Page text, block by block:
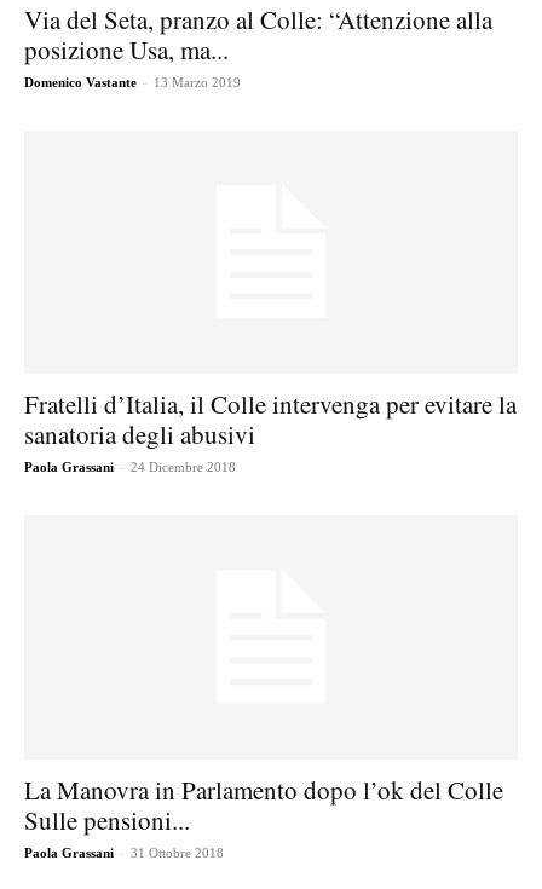
Via del Seta, pranzo al Colle: “Attenzione alla
posizione Usa, ma...
Domenico Vastante - 13 Marzo 2019
Fratelli d’Italia, il Colle intervenga per evitare la
sanatoria degli abusivi
Paola Grassani - 24 Dicembre 2018
La Manovra in Parlamento dopo l’ok del Colle
Sulle pensioni...
Paola Grassani - 31 Ottobre 2018